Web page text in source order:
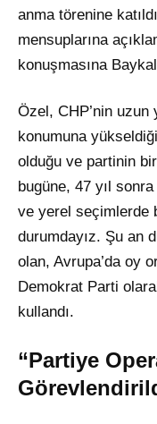
anma törenine
mensuplarına
konuşmasına
Özel, CHP’nin uzun
konumuna
olduğu ve partinin
bugüne, 47 yıl
ve yerel seçimlerde
durumdayız. Şu an
olan, Avrupa’da oy
Demokrat Parti
kullandı.
“Partiye